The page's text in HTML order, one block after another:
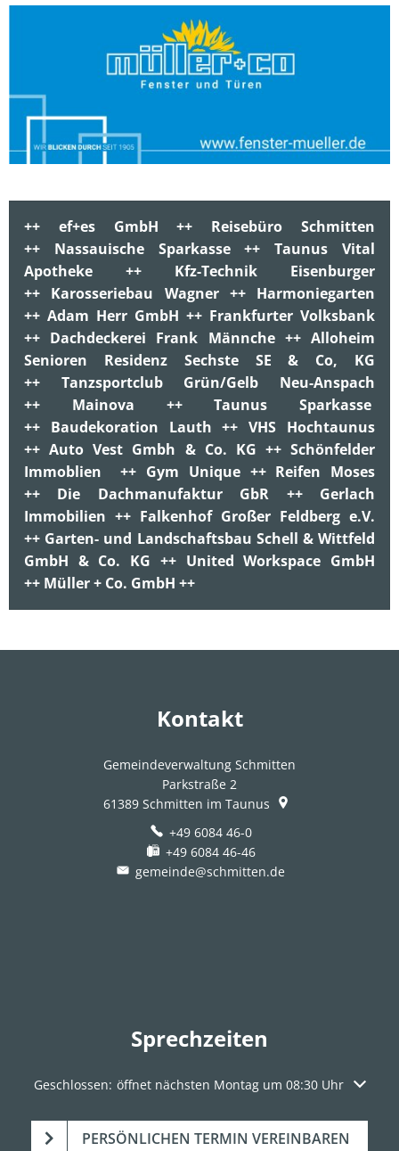
++ ef+es GmbH ++ Reisebüro Schmitten
++ Nassauische Sparkasse ++ Taunus Vital
Apotheke ++ Kfz-Technik Eisenburger
++ Karosseriebau Wagner ++ Harmoniegarten
++ Adam Herr GmbH ++ Frankfurter Volksbank
++ Dachdeckerei Frank Männche ++ Alloheim
Senioren Residenz Sechste SE & Co, KG
++ Tanzsportclub Grün/Gelb Neu-Anspach
++ Mainova ++ Taunus Sparkasse
++ Baudekoration Lauth ++ VHS Hochtaunus
++ Auto Vest Gmbh & Co. KG ++ Schönfelder
Immoblien ++ Gym Unique ++ Reifen Moses
++ Die Dachmanufaktur GbR ++ Gerlach
Immobilien ++ Falkenhof Großer Feldberg e.V.
++ Garten- und Landschaftsbau Schell & Wittfeld
GmbH & Co. KG ++ United Workspace GmbH
++ Müller + Co. GmbH ++
Kontakt
Gemeindeverwaltung Schmitten
Parkstraße 2
61389 Schmitten im Taunus
+49 6084 46-0
+49 6084 46-46
gemeinde@schmitten.de
Sprechzeiten
Klicken, um weitere Öffnungs- oder Schließzeiten
Geschlossen: öffnet nächsten Montag um 08:30 Uhr
PERSÖNLICHEN TERMIN VEREINBAREN